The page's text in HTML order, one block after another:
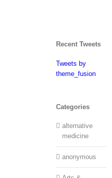
Recent Tweets
Tweets by
theme_fusion
Categories
alternative
medicine
anonymous